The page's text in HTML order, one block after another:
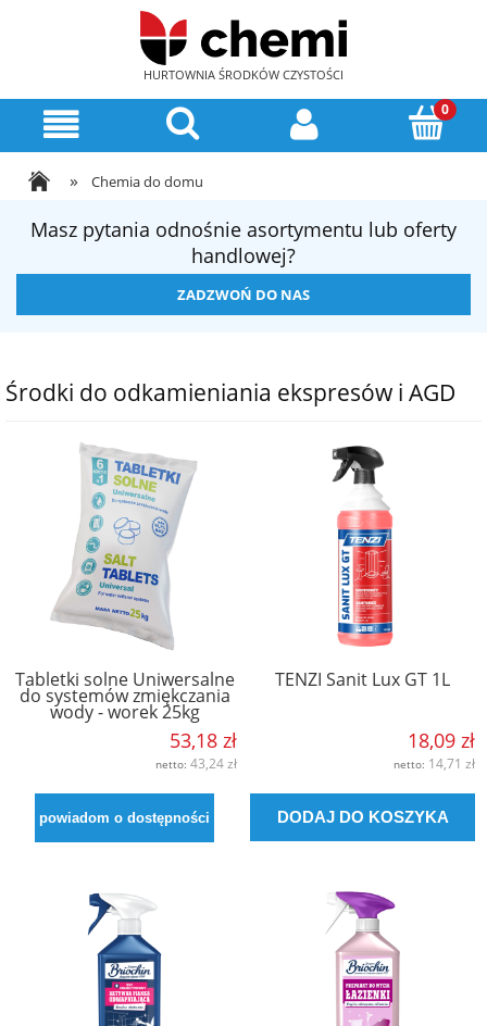
HURTOWNIA ŚRODKÓW CZYSTOŚCI
» Chemia do domu
Masz pytania odnośnie asortymentu lub oferty
handlowej?
ZADZWOŃ DO NAS
Środki do odkamieniania ekspresów i AGD
Tabletki solne Uniwersalne
do systemów zmiękczania
wody - worek 25kg
53,18 zł
netto: 43,24 zł
powiadom o dostępności
TENZI Sanit Lux GT 1L
18,09 zł
netto: 14,71 zł
DODAJ DO KOSZYKA